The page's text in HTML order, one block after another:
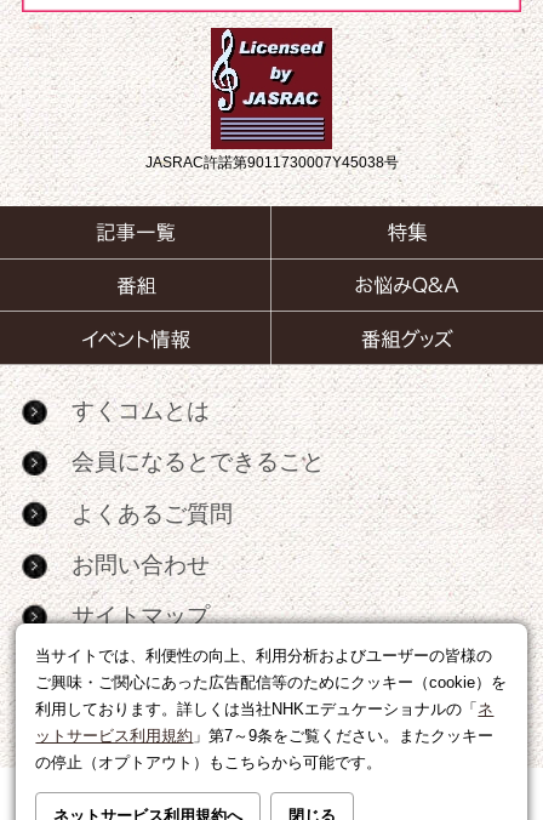
当サイトでは、利便性の向上、利用分析およびユーザーの皆様の
ご興味・ご関心にあった広告配信等のためにクッキー（cookie）を
利用しております。詳しくは当社NHKエデュケーショナルの「 ネ
ットサービス利用規約 」第7～9条をご覧ください。またクッキー
の停止（オプトアウト）もこちらから可能です。
ネットサービス利用規約へ 閉じる
JASRAC許諾第9011730007Y45038号
すくコムとは
会員になるとできること
よくあるご質問
お問い合わせ
サイトマップ
RSS
広告出稿・パートナーシップについて
利用規約|個人情報の取り扱いについて